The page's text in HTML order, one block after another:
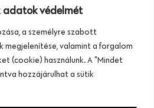
adatok védelmét
a személyre szabott
valamint a forgalom
(cookie) használunk. A "Mindet
hozzájárulhat a sütik
vagy?
szolgáltatásainkról.
üzenj nekünk ezen a
20 945 84 74